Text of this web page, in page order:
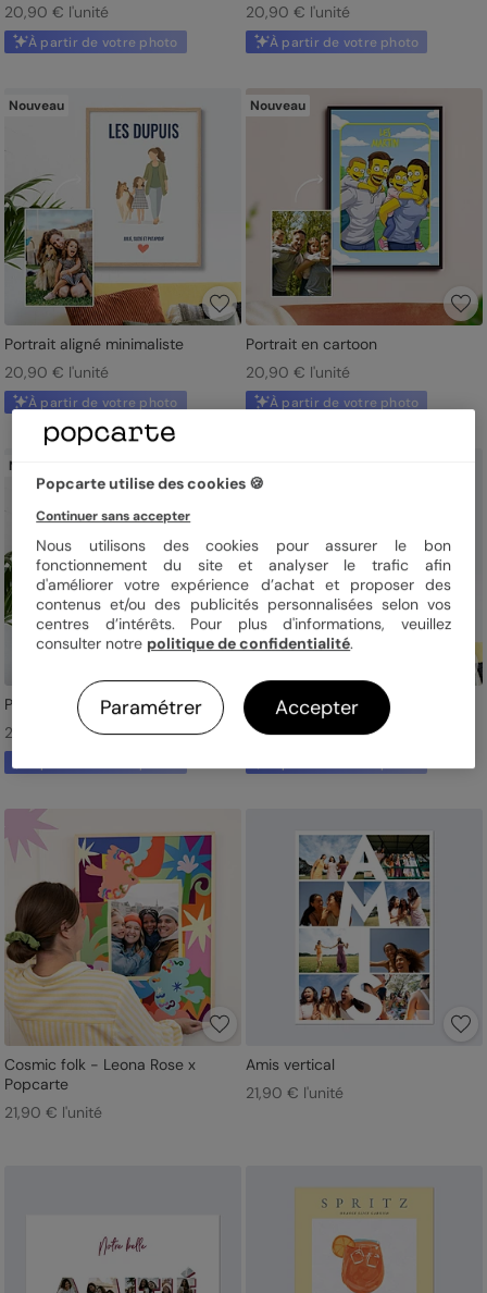
20,90 € l'unité
À partir de votre photo
20,90 € l'unité
À partir de votre photo
Nouveau
Portrait aligné minimaliste
20,90 € l'unité
À partir de votre photo
Nouveau
Portrait en cartoon
20,90 € l'unité
À partir de votre photo
Nouveau
Portrait en figurine
20,90 € l'unité
Portrait en line art
20,90 € l'unité
Cosmic folk - Leona Rose x
Popcarte
21,90 € l'unité
Amis vertical
21,90 € l'unité
Popcarte utilise des cookies 🍪
Continuer sans accepter
Nous utilisons des cookies pour assurer le bon
fonctionnement du site et analyser le trafic afin
d'améliorer votre expérience d’achat et proposer des
contenus et/ou des publicités personnalisées selon vos
centres d’intérêts. Pour plus d'informations, veuillez
consulter notre politique de confidentialité.
Paramétrer Accepter